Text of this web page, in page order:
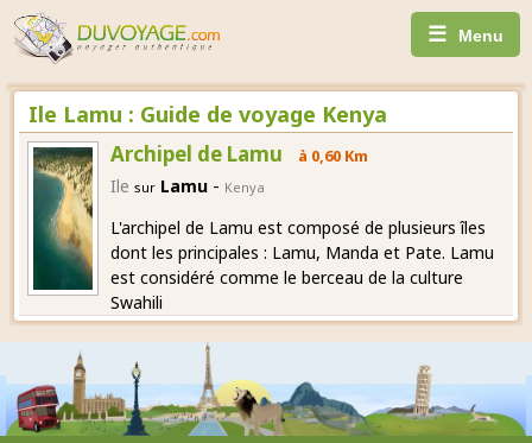
☰ Menu
Ile Lamu : Guide de voyage Kenya
Archipel de Lamu à 0,60 Km
Ile sur Lamu- Kenya
L'archipel de Lamu est composé de plusieurs îles
dont les principales : Lamu, Manda et Pate. Lamu
est considéré comme le berceau de la culture
Swahili